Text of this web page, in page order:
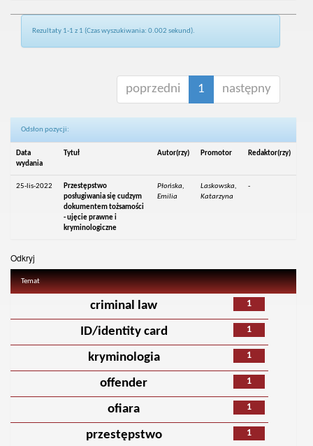
Rezultaty 1-1 z 1 (Czas wyszukiwania: 0.002 sekund).
poprzedni 1 następny
Odsłon pozycji:
Data
wydania
Tytuł Autor(rzy) Promotor Redaktor(rzy)
25-lis-2022
Przestępstwo
posługiwania się cudzym
dokumentem tożsamości
- ujęcie prawne i
kryminologiczne
Płońska,
Emilia
Laskowska,
Katarzyna
-
Odkryj
Temat
1
criminal law
1
ID/identity card
1
kryminologia
1
offender
1
ofiara
1
przestępstwo